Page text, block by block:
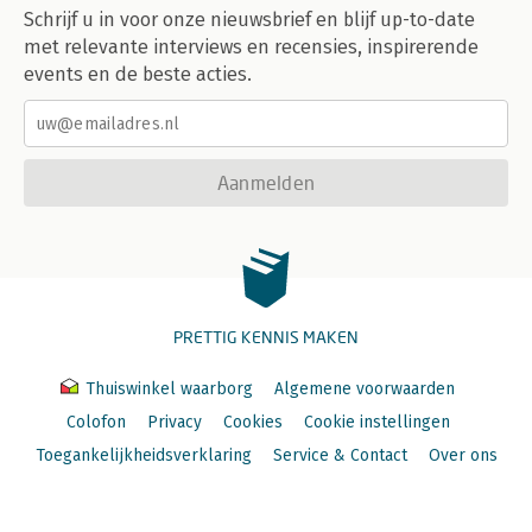
Schrijf u in voor onze nieuwsbrief en blijf up-to-date
met relevante interviews en recensies, inspirerende
events en de beste acties.
Aanmelden
PRETTIG KENNIS MAKEN
Thuiswinkel waarborg
Algemene voorwaarden
Colofon
Privacy Cookies
Cookie instellingen
Toegankelijkheidsverklaring
Service & Contact Over ons